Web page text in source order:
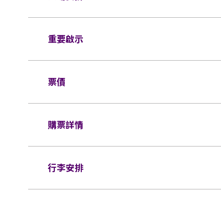
場館鼓勵觀眾盡量避免攜帶手提袋/背包入場
同時持有所提及的證明方可再次入場。亞洲
輪椅座位門票只適用於須依賴輪椅移動的人
重要啟示
查。38 X 30 X 20 厘米（15 X 12 X 8吋）以
寄存於行李寄存服務櫃位或地下的自助儲物箱
活動門票必須從官方票務銷售點購買。任何
制。任何情況下，遺失的企位或不設劃位門票
基於安全理由，場館範圍內不准攜帶「自拍桿
票價
購票詳情
網址：www.cityline.com
行李安排